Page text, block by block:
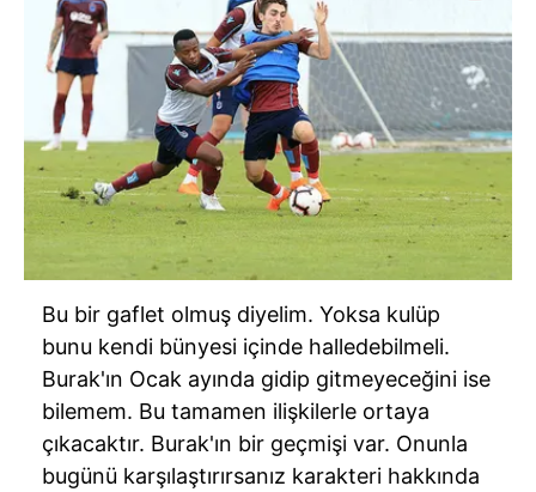
gösterilmeyecektir."
Sizlere daha iyi bir hizmet sunabilmek için İnternet
Sitemizde kendimize ve üçüncü kişilere ait çerezler
kullanılmaktadır. Bu çerezler vasıtasıyla çeşitli kişisel
verileriniz işlenmekte olup gerekli olan çerezler bilgi
toplumu hizmetlerinin sunulması amacıyla
kullanılmaktadır. Diğer çerezler, sitemizin daha işlevsel
kılınması ve kişiselleştirilmesi ve sizlere yönelik
reklam/pazarlama faaliyetlerinin yapılması, amaçlarıyla
sınırlı olarak açık rızanız dahilinde kullanılacaktır.
Çerezlere ilişkin tercihlerinizi aşağıda yer alan panel
vasıtasıyla belirleyebilirsiniz. Çerezlere ilişkin detaylı bilgi
için Ayarlar butonuna tıklayabilir, Çerez Bilgilendirme
Metnimiziziyaret edebilirsiniz.
Bu bir gaflet olmuş diyelim. Yoksa kulüp
bunu kendi bünyesi içinde halledebilmeli.
Burak'ın Ocak ayında gidip gitmeyeceğini ise
bilemem. Bu tamamen ilişkilerle ortaya
çıkacaktır. Burak'ın bir geçmişi var. Onunla
bugünü karşılaştırırsanız karakteri hakkında